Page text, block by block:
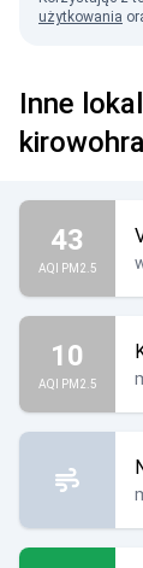
użytkowania
Inne
43
AQI PM2.5
10
AQI PM2.5